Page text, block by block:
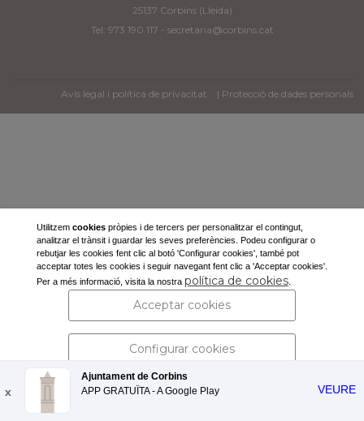
25137 Corbins (Lleida)
Tel: 973 190 117 - secretaria@corbins.cat
Avís legal i política de privacitat | Protecció de dades personals
Utilitzem cookiespròpies i de tercers per personalitzar el contingut,
analitzar el trànsit i guardar les seves preferències. Podeu configurar o
rebutjar les cookies fent clic al botó 'Configurar cookies', també pot
acceptar totes les cookies i seguir navegant fent clic a 'Acceptar cookies'.
Per a més informació, visita la nostra política de cookies.
Acceptar cookies
Configurar cookies
Rebutjar cookies
x
Ajuntament de Corbins
APP GRATUÏTA - AGoogle Play VEURE